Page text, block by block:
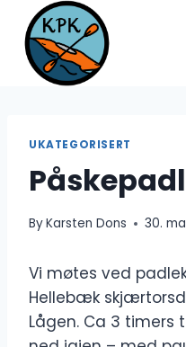
content
UKATEGORISERT
ByKarsten Dons 30.
Vi møtes ved
Hellebæk
Lågen. Ca 3 timers